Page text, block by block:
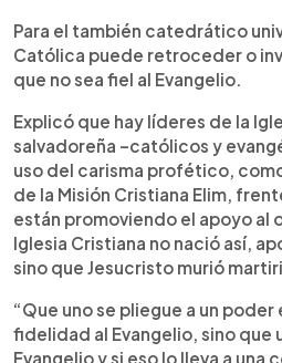
Para el también catedrático
Católica puede retroceder o
que no sea fiel al Evangelio.
Explicó que hay líderes de la
salvadoreña –católicos y
uso del carisma profético,
de la Misión Cristiana Elim,
están promoviendo el apoyo al
Iglesia Cristiana no nació así,
sino que Jesucristo murió
“Que uno se pliegue a un
fidelidad al Evangelio, sino que
Evangelio y si eso lo lleva a una